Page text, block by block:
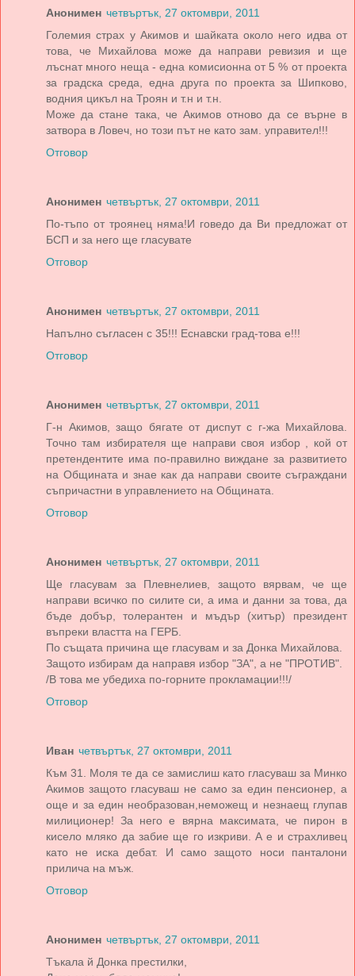
Анонимен четвъртък, 27 октомври, 2011
Големия страх у Акимов и шайката около него идва от
това, че Михайлова може да направи ревизия и ще
лъснат много неща - една комисионна от 5 % от проекта
за градска среда, една друга по проекта за Шипково,
водния цикъл на Троян и т.н и т.н.
Може да стане така, че Акимов отново да се върне в
затвора в Ловеч, но този път не като зам. управител!!!
Отговор
Анонимен четвъртък, 27 октомври, 2011
По-тъпо от троянец няма!И говедо да Ви предложат от
БСП и за него ще гласувате
Отговор
Анонимен четвъртък, 27 октомври, 2011
Напълно съгласен с 35!!! Еснавски град-това е!!!
Отговор
Анонимен четвъртък, 27 октомври, 2011
Г-н Акимов, защо бягате от диспут с г-жа Михайлова.
Точно там избирателя ще направи своя избор , кой от
претендентите има по-правилно виждане за развитието
на Общината и знае как да направи своите съграждани
съпричастни в управлението на Общината.
Отговор
Анонимен четвъртък, 27 октомври, 2011
Ще гласувам за Плевнелиев, защото вярвам, че ще
направи всичко по силите си, а има и данни за това, да
бъде добър, толерантен и мъдър (хитър) президент
въпреки властта на ГЕРБ.
По същата причина ще гласувам и за Донка Михайлова.
Защото избирам да направя избор "ЗА", а не "ПРОТИВ".
/В това ме убедиха по-горните прокламации!!!/
Отговор
Иван четвъртък, 27 октомври, 2011
Към 31. Моля те да се замислиш като гласуваш за Минко
Акимов защото гласуваш не само за един пенсионер, а
още и за един необразован,неможещ и незнаещ глупав
милиционер! За него е вярна максимата, че пирон в
кисело мляко да забие ще го изкриви. А е и страхливец
като не иска дебат. И само защото носи панталони
прилича на мъж.
Отговор
Анонимен четвъртък, 27 октомври, 2011
Тъкала й Донка престилки,